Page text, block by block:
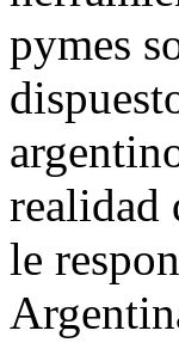
pymes
realidad
le